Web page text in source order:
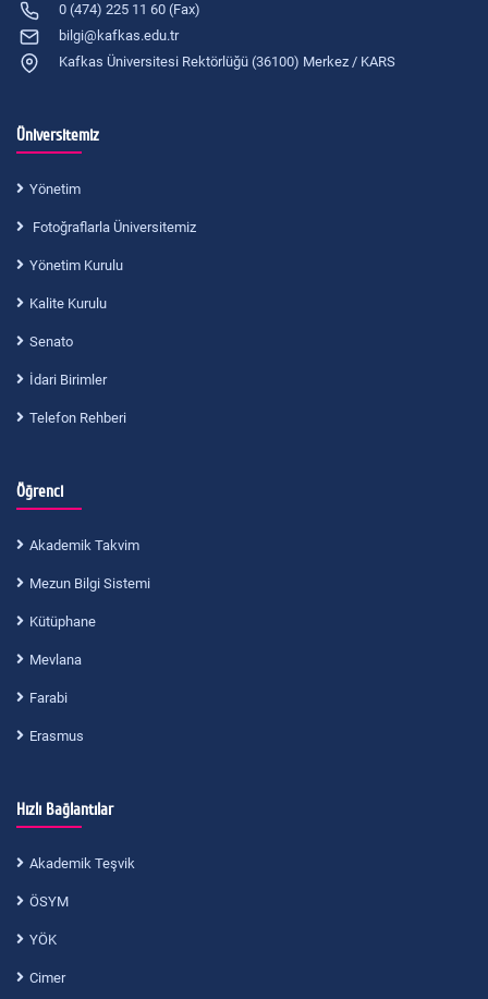
0 (474) 225 11 60 (Fax)
bilgi@kafkas.edu.tr
Kafkas Üniversitesi Rektörlüğü (36100) Merkez / KARS
Üniversitemiz
Yönetim
Fotoğraflarla Üniversitemiz
Yönetim Kurulu
Kalite Kurulu
Senato
İdari Birimler
Telefon Rehberi
Öğrenci
Akademik Takvim
Mezun Bilgi Sistemi
Kütüphane
Mevlana
Farabi
Erasmus
Hızlı Bağlantılar
Akademik Teşvik
ÖSYM
YÖK
Cimer